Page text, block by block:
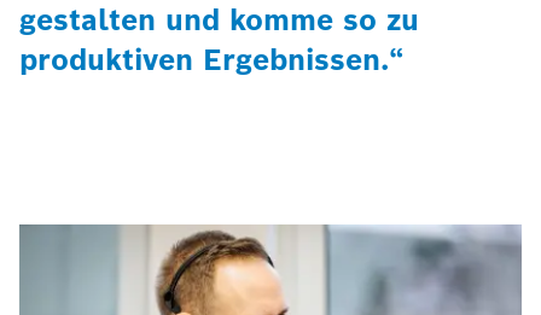
gestalten und komme so zu
produktiven Ergebnissen.“